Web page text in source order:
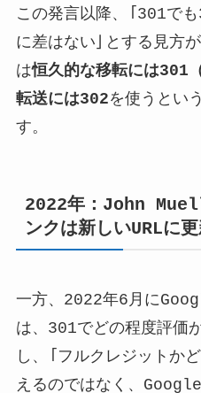
この発言以降、「301で
に差はない」とする見方
は恒久的な移転には301
転送には302を使うとい
す。
2022年：John
ンクは新しいURLに更
一方、2022年6月に
は、301でどの程度評価
し、「フルクレジットか
えるのではなく、